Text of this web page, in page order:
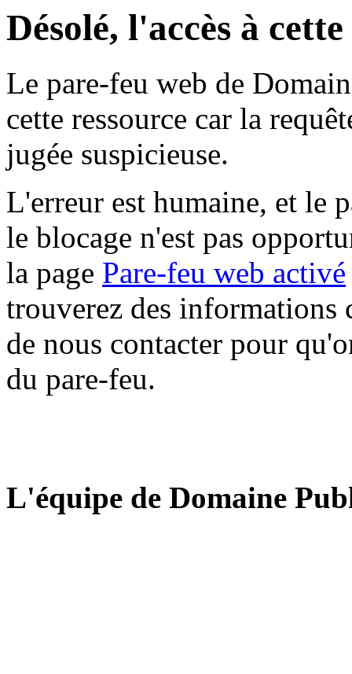
Désolé, l'accès à
Le pare-feu web de
cette ressource car la
jugée suspicieuse.
L'erreur est humaine, et le
le blocage n'est pas
la page Pare-feu web activé
trouverez des informations
de nous contacter pour
du pare-feu.
L'équipe de Domaine